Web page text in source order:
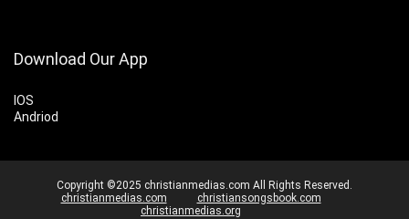
Download Our App
IOS
Andriod
Copyright ©2025 christianmedias.com All Rights Reserved.
christianmedias.com
christiansongsbook.com
christianmedias.org